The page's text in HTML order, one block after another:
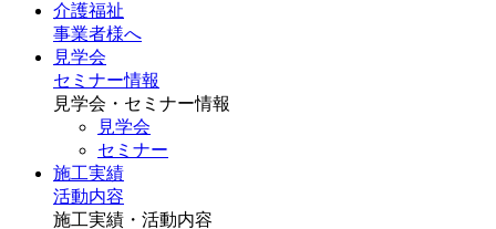
介護福祉
事業者様へ
見学会
セミナー情報
見学会・セミナー情報
見学会
セミナー
施工実績
活動内容
施工実績・活動内容